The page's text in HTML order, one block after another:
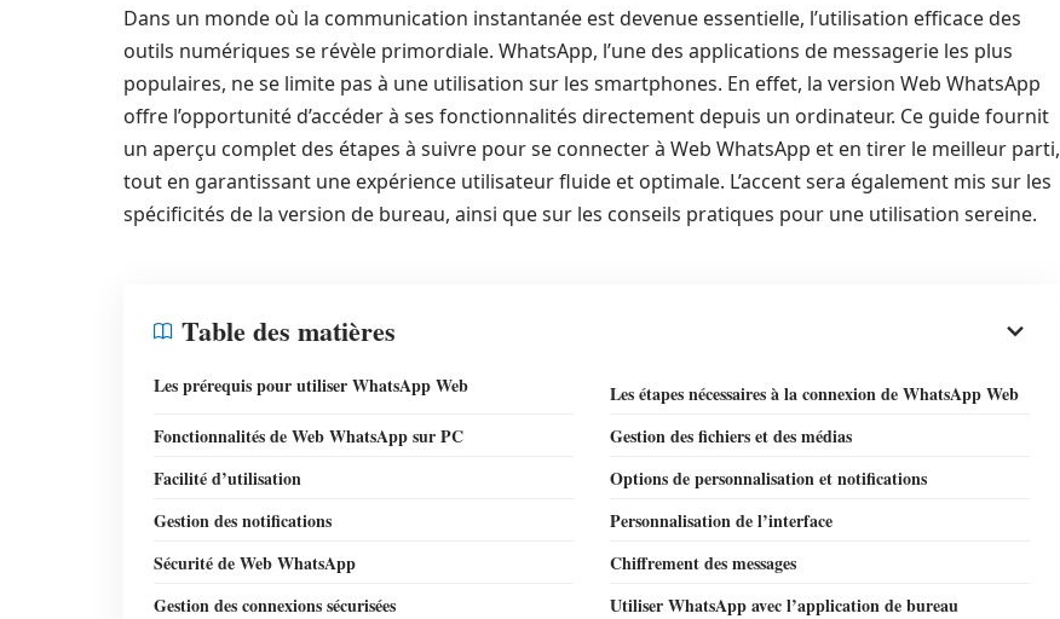
Dans un monde où la communication instantanée est devenue essentielle, l’utilisation efficace des
outils numériques se révèle primordiale. WhatsApp, l’une des applications de messagerie les plus
populaires, ne se limite pas à une utilisation sur les smartphones. En effet, la version Web WhatsApp
offre l’opportunité d’accéder à ses fonctionnalités directement depuis un ordinateur. Ce guide fournit
un aperçu complet des étapes à suivre pour se connecter à Web WhatsApp et en tirer le meilleur parti,
tout en garantissant une expérience utilisateur fluide et optimale. L’accent sera également mis sur les
spécificités de la version de bureau, ainsi que sur les conseils pratiques pour une utilisation sereine.
Table des matières
Les prérequis pour utiliser WhatsApp Web
Les étapes nécessaires à la connexion de WhatsApp Web
Fonctionnalités de Web WhatsApp sur PC
Gestion des fichiers et des médias
Facilité d’utilisation
Options de personnalisation et notifications
Gestion des notifications
Personnalisation de l’interface
Sécurité de Web WhatsApp
Chiffrement des messages
Gestion des connexions sécurisées
Utiliser WhatsApp avec l’application de bureau